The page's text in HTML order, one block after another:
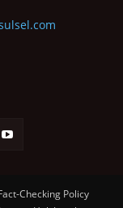
Checking Policy